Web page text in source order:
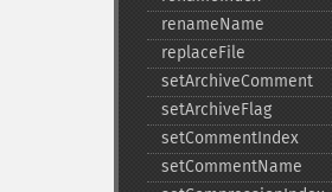
renameName
replaceFile
setArchiveComment
setArchiveFlag
setCommentIndex
setCommentName